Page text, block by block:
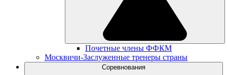
Почетные члены ФФКМ
Москвичи-Заслуженные тренеры страны
Соревнования